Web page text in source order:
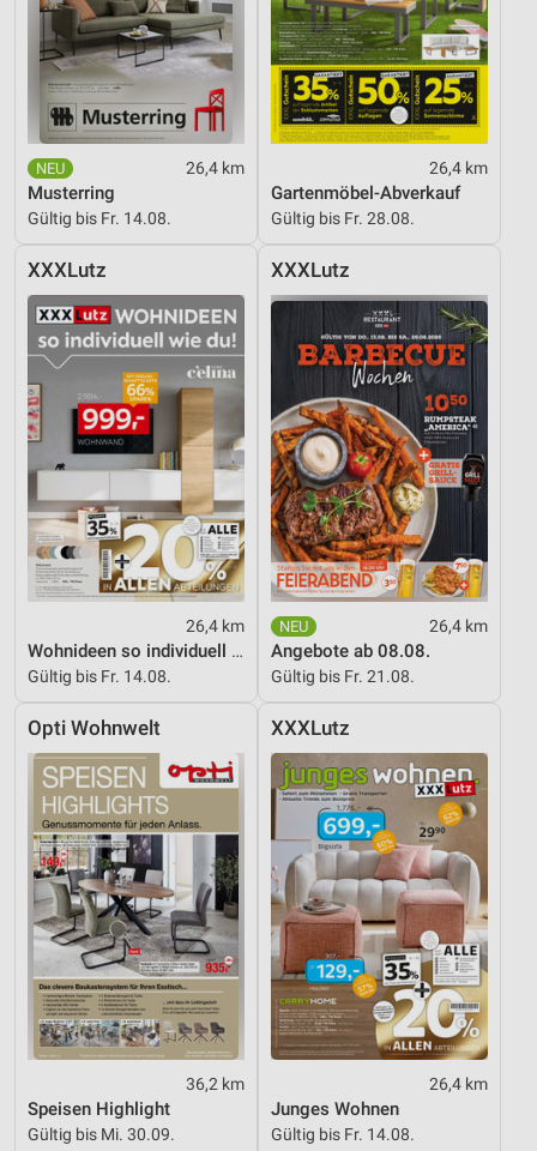
26,4 km
Musterring
Gültig bis Fr. 14.08.
26,4 km
Gartenmöbel-Abverkauf
Gültig bis Fr. 28.08.
XXXLutz
26,4 km
Wohnideen so individuell wie du!
Gültig bis Fr. 14.08.
XXXLutz
26,4 km
Angebote ab 08.08.
Gültig bis Fr. 21.08.
Opti Wohnwelt
36,2 km
Speisen Highlight
Gültig bis Mi. 30.09.
XXXLutz
26,4 km
Junges Wohnen
Gültig bis Fr. 14.08.